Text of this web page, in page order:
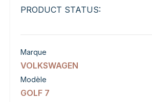
PRODUCT STATUS:
Marque
VOLKSWAGEN
Modèle
GOLF 7